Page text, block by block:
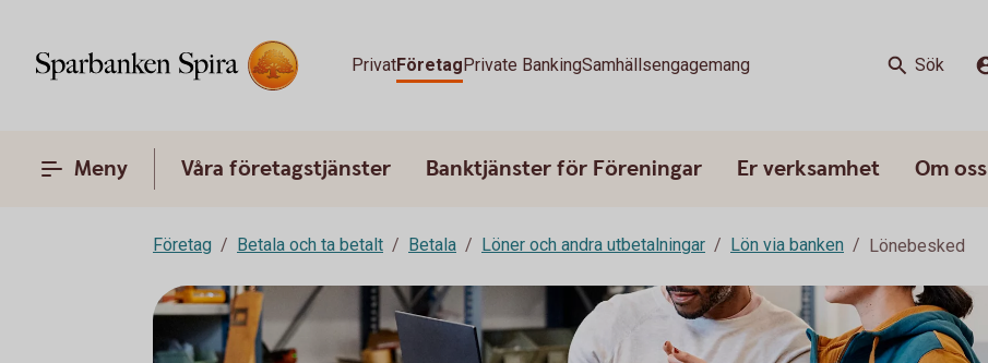
PrivatFöretagPrivate BankingSamhällsengagemang Sök
Meny Våra företagstjänster Banktjänster för Föreningar Er verksamhet Om oss
Företag Betala och ta betalt Betala Löner och andra utbetalningar Lön via banken Lönebesked